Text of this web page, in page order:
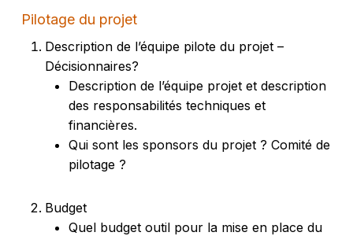
Pilotage du projet
Description de l’équipe pilote du projet –
Décisionnaires?
Description de l’équipe projet et description
des responsabilités techniques et
financières.
Qui sont les sponsors du projet ? Comité de
pilotage ?
Budget
Quel budget outil pour la mise en place du